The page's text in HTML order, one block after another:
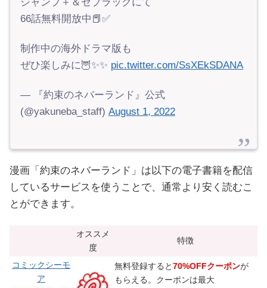
66話無料開放中📕✅
制作中の海外ドラマ版も
ぜひ楽しみに🦉✨✨ pic.twitter.com/SsXEkSDANA
— 『約束のネバーランド』公式
(@yakuneba_staff) August 1, 2022
漫画「約束のネバーランド」は以下の電子書籍を配信
しているサービスを使うことで、通常より安く読むこ
とができます。
オススメ
度
特徴
コミックシーモ
ア
無料登録すると 70%OFFクーポンが
もらえる。クーポンは最大